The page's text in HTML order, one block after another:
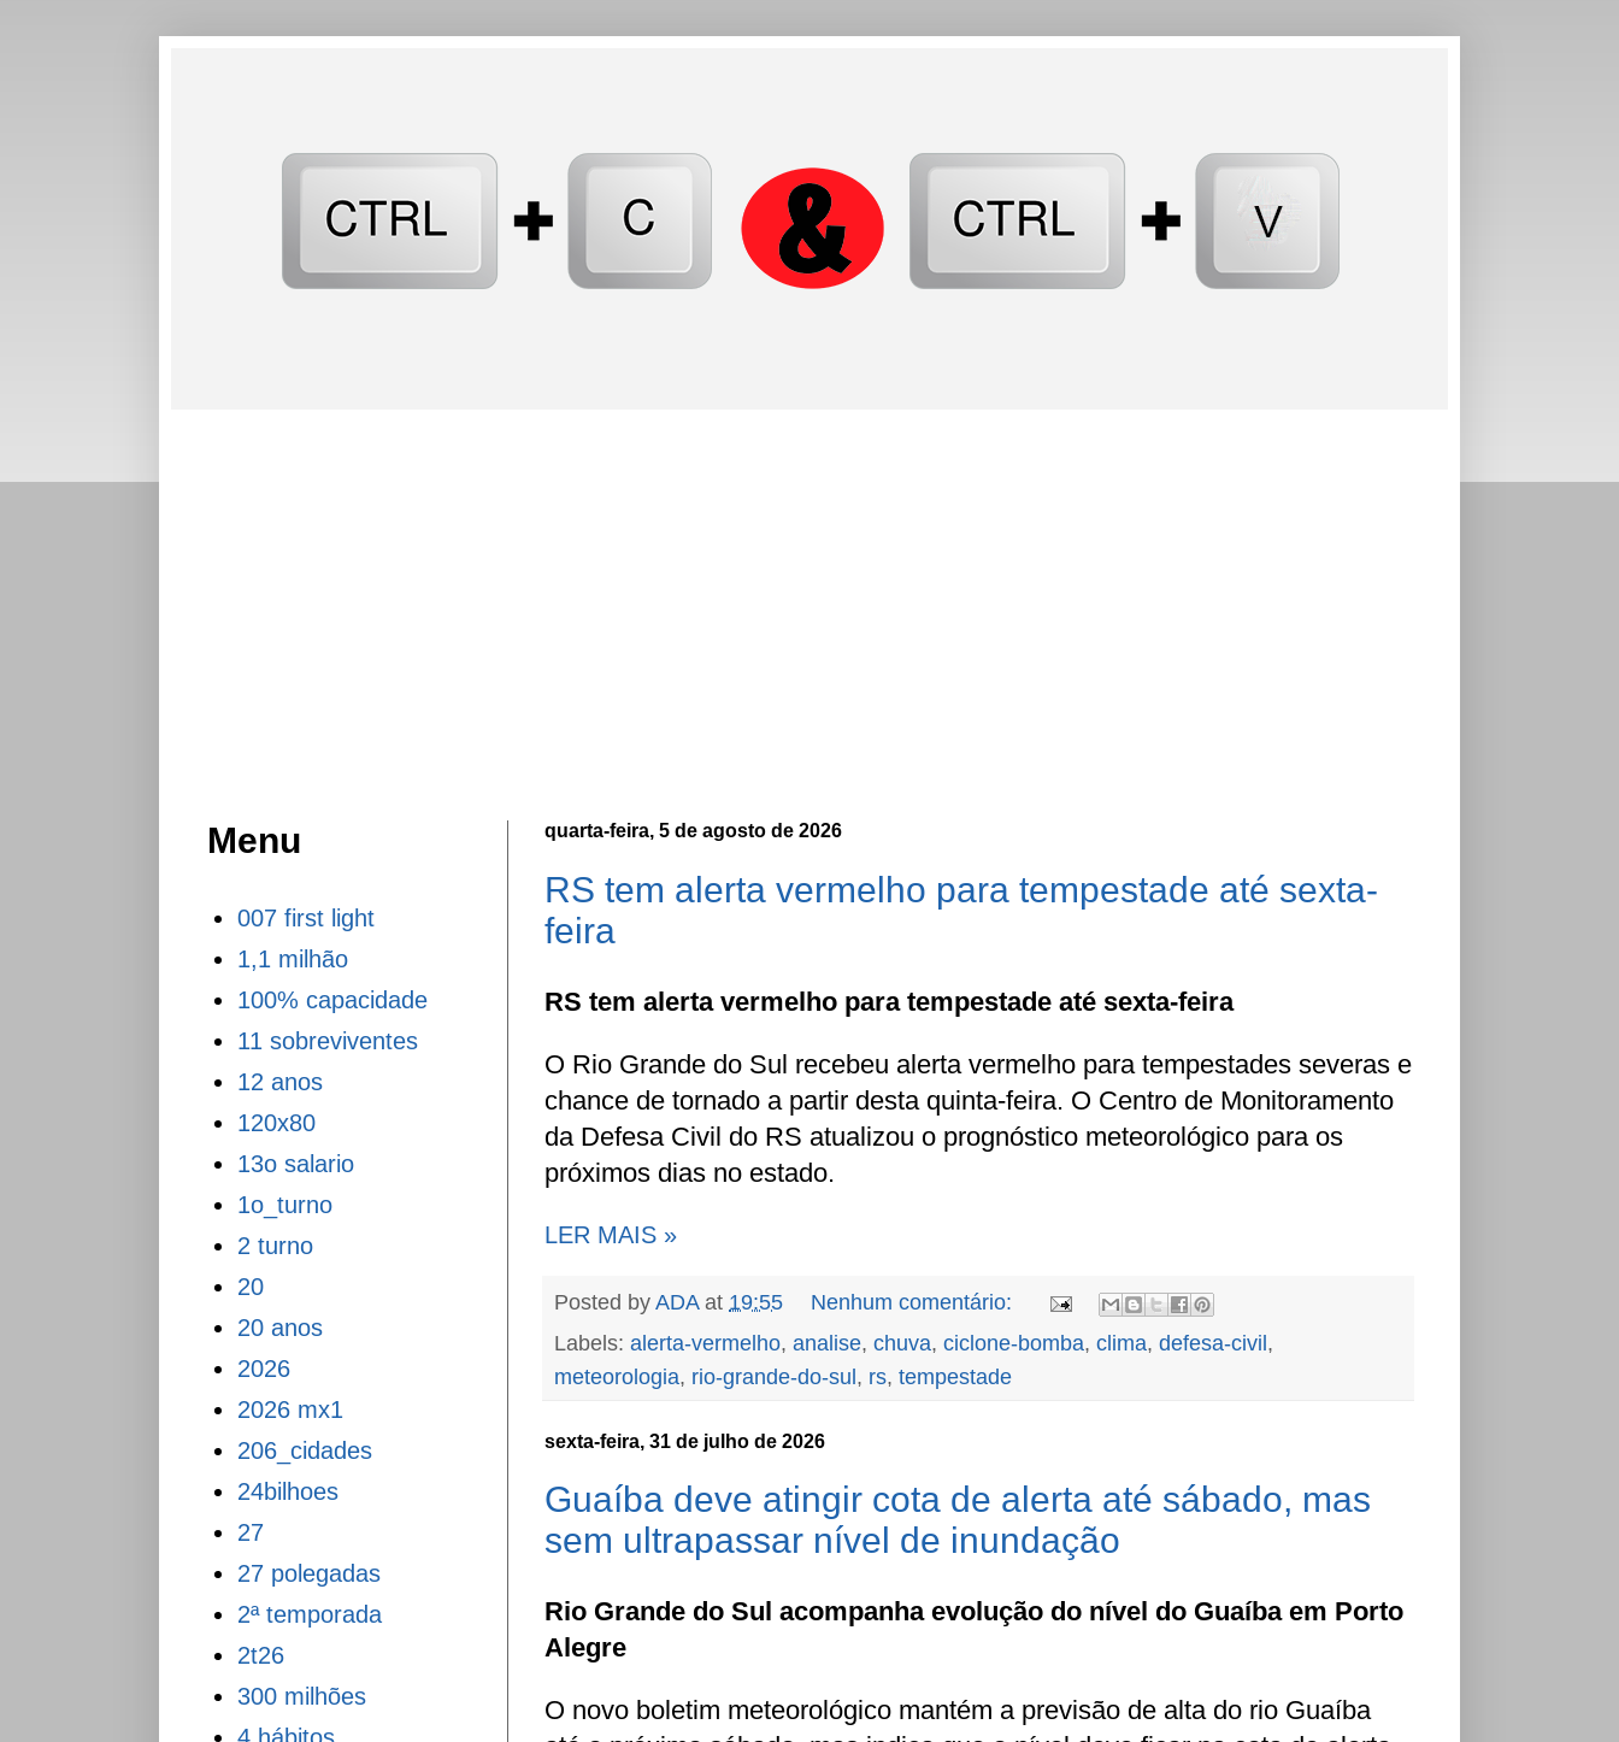
quarta-feira, 5 de agosto de 2026
RS tem alerta vermelho para tempestade até sexta-
feira
RS tem alerta vermelho para tempestade até sexta-feira
O Rio Grande do Sul recebeu alerta vermelho para tempestades severas e
chance de tornado a partir desta quinta-feira. O Centro de Monitoramento
da Defesa Civil do RS atualizou o prognóstico meteorológico para os
próximos dias no estado.
LER MAIS »
Posted by ADA at 19:55
Nenhum comentário:
Labels: alerta-vermelho, analise, chuva, ciclone-bomba, clima, defesa-civil,
meteorologia, rio-grande-do-sul, rs, tempestade
sexta-feira, 31 de julho de 2026
Guaíba deve atingir cota de alerta até sábado, mas
sem ultrapassar nível de inundação
Rio Grande do Sul acompanha evolução do nível do Guaíba em Porto
Alegre
O novo boletim meteorológico mantém a previsão de alta do rio Guaíba
Menu
007 first light
1,1 milhão
100% capacidade
11 sobreviventes
12 anos
120x80
13o salario
1o_turno
2 turno
20
20 anos
2026
2026 mx1
206_cidades
24bilhoes
27
27 polegadas
2ª temporada
2t26
300 milhões